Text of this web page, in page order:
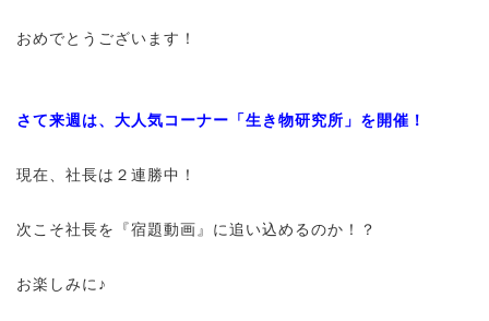
おめでとうございます！
さて来週は、大人気コーナー「生き物研究所」を開催！
現在、社長は２連勝中！
次こそ社長を『宿題動画』に追い込めるのか！？
お楽しみに♪